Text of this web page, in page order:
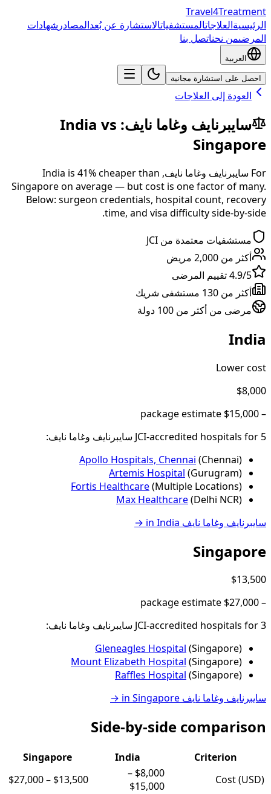
Travel4Treatment
الرئيسيةالعلاجاتالمستشفياتالاستشارة عن بُعدالمصادر شهادات
المرضىمن نحناتصل بنا
العربية
احصل على استشارة مجانية
العودة إلى العلاجات
سايبرنايف وغاما نايف:
India vs
Singapore
For سايبرنايف وغاما نايف,
India is 41% cheaperthan
Singaporeon average — but cost is one factor of many.
Below: surgeon credentials, hospital count, recovery
time, and visa difficulty side-by-side.
مستشفيات معتمدة من JCI
أكثر من 2,000 مريض
4.9/5 تقييم المرضى
أكثر من 130 مستشفى شريك
مرضى من أكثر من 100 دولة
India
Lower cost
$8,000
–
$15,000
5
s for سايبرنايف وغاما نايف:
Apollo Hospitals, Chennai (Chennai)
Artemis Hospital (Gurugram)
Fortis Healthcare(Multiple Locations)
Max Healthcare(Delhi NCR)
سايبرنايف وغاما نايف India
→
Singapore
$13,500
–
$27,000
3
s for سايبرنايف وغاما نايف:
Gleneagles Hospital (Singapore)
Mount Elizabeth Hospital (Singapore)
Raffles Hospital (Singapore)
سايبرنايف وغاما نايف Singapore
→
Side-by-side comparison
Criterion
India
Singapore
Cost (USD)
$8,000
–
$15,000
$13,500
–
$27,000